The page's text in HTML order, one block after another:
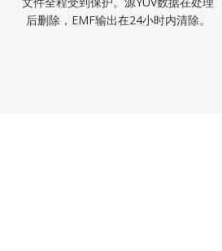
后删除，EMF输出在24小时内清除。